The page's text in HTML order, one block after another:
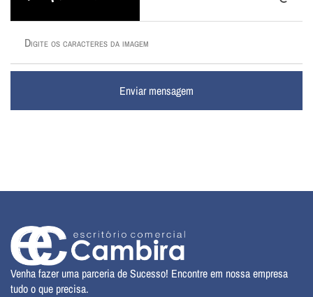
Enviar mensagem
Venha fazer uma parceria de Sucesso! Encontre em nossa empresa
tudo o que precisa.